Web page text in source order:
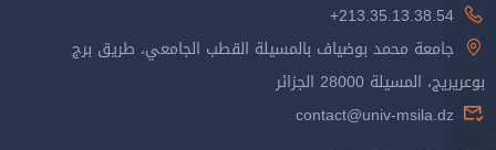
213.35.13.38.54+
جامعة محمد بوضياف بالمسيلة القطب الجامعي، طريق برج
بوعريريج، المسيلة 28000 الجزائر
contact@univ-msila.dz